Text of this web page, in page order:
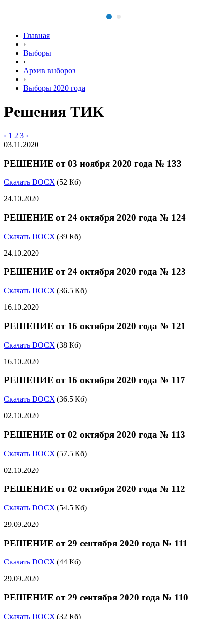
Главная
›
Выборы
›
Архив выборов
›
Выборы 2020 года
Решения ТИК
‹ 1 2 3 ›
03.11.2020
РЕШЕНИЕ от 03 ноября 2020 года № 133
Скачать DOCX (52 Кб)
24.10.2020
РЕШЕНИЕ от 24 октября 2020 года № 124
Скачать DOCX (39 Кб)
24.10.2020
РЕШЕНИЕ от 24 октября 2020 года № 123
Скачать DOCX (36.5 Кб)
16.10.2020
РЕШЕНИЕ от 16 октября 2020 года № 121
Скачать DOCX (38 Кб)
16.10.2020
РЕШЕНИЕ от 16 октября 2020 года № 117
Скачать DOCX (36.5 Кб)
02.10.2020
РЕШЕНИЕ от 02 октября 2020 года № 113
Скачать DOCX (57.5 Кб)
02.10.2020
РЕШЕНИЕ от 02 октября 2020 года № 112
Скачать DOCX (54.5 Кб)
29.09.2020
РЕШЕНИЕ от 29 сентября 2020 года № 111
Скачать DOCX (44 Кб)
29.09.2020
РЕШЕНИЕ от 29 сентября 2020 года № 110
Скачать DOCX (32 Кб)